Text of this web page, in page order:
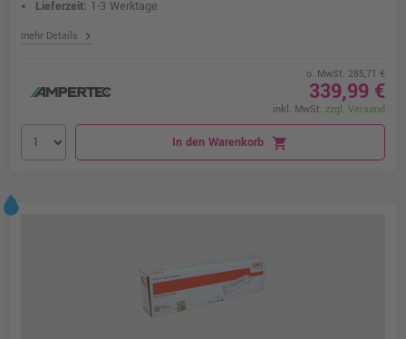
Lieferzeit: 1-3 Werktage
mehr Details chevron_right
o. MwSt. 285,71 €
339,99 €
inkl. MwSt. zzgl. Versand
In den Warenkorb shopping_cart